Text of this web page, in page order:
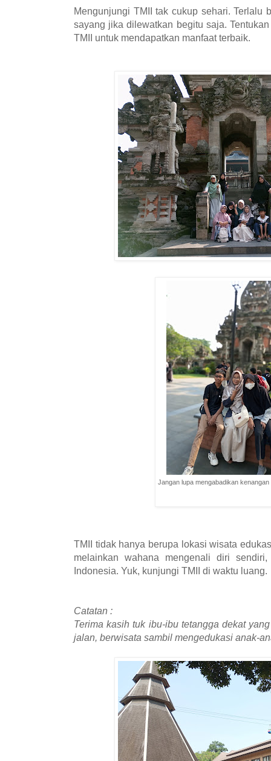
Mengunjungi TMII tak cukup sehari. Terlalu
sayang jika dilewatkan begitu saja.
TMII untuk mendapatkan manfaat terbaik.
Jangan lupa mengabadikan
TMII tidak hanya berupa lokasi wisata
melainkan wahana mengenali diri
Indonesia. Yuk, kunjungi TMII di waktu luang.
Catatan :
Terima kasih tuk ibu-ibu tetangga dekat
jalan, berwisata sambil mengedukasi anak-